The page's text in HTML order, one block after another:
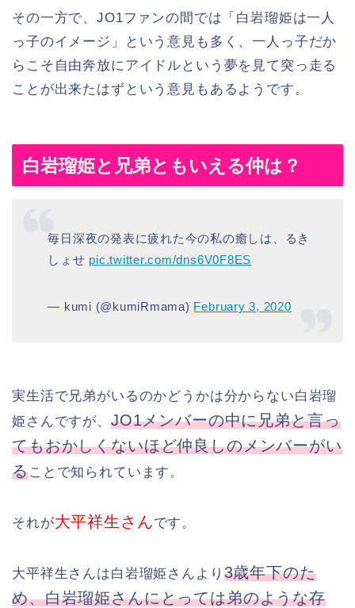
その一方で、JO1ファンの間では「白岩瑠姫は一人
っ子のイメージ」という意見も多く、一人っ子だか
らこそ自由奔放にアイドルという夢を見て突っ走る
ことが出来たはずという意見もあるようです。
白岩瑠姫と兄弟ともいえる仲は？
毎日深夜の発表に疲れた今の私の癒しは、るき
しょせ pic.twitter.com/dns6V0F8ES
— kumi (@kumiRmama) February 3, 2020
実生活で兄弟がいるのかどうかは分からない白岩瑠
姫さんですが、 JO1メンバーの中に兄弟と言っ
てもおかしくないほど仲良しのメンバーがい
ることで知られています。
それが大平祥生さんです。
大平祥生さんは白岩瑠姫さんより 3歳年下のた
め、白岩瑠姫さんにとっては弟のような存